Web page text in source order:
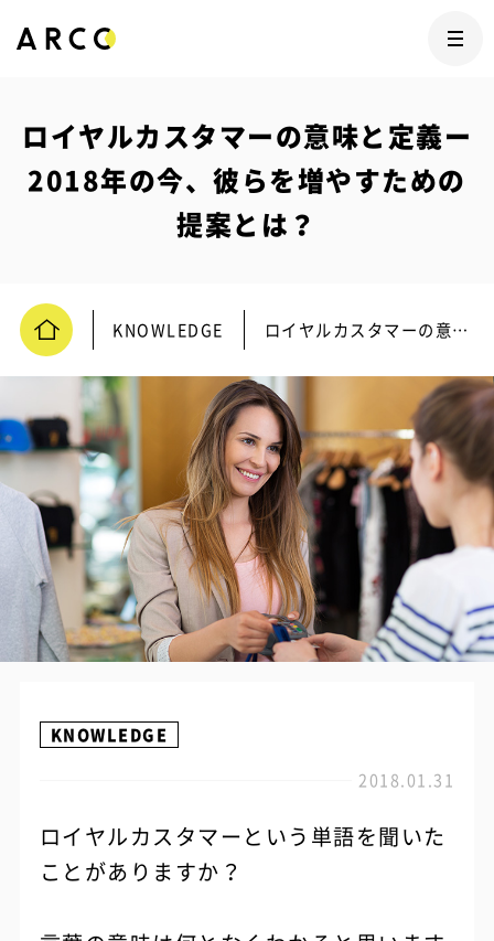
ロイヤルカスタマーの意味と定義ー
2018年の今、彼らを増やすための
提案とは？
KNOWLEDGE ロイヤルカスタマーの意味と定義ー2018年の今、彼らを増やすための提案とは？
KNOWLEDGE
2018.01.31
ロイヤルカスタマーという単語を聞いた
ことがありますか？